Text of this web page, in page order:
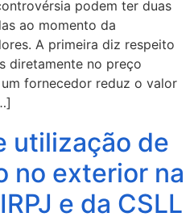
podem ter duas
ao momento da
A primeira diz respeito
diretamente no preço
fornecedor reduz o valor
utilização de
no exterior na
e da CSLL